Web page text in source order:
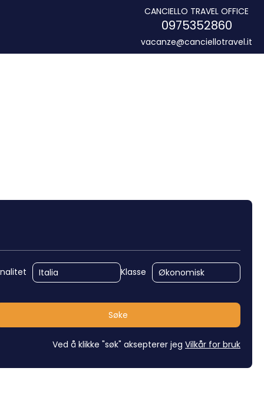
CANCIELLO TRAVEL OFFICE
0975352860
vacanze@canciellotravel.it
Klasse
Søke
Ved å klikke "søk" aksepterer jeg Vilkår for bruk